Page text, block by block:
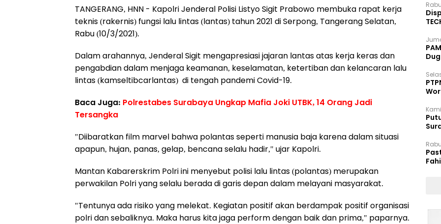
TANGERANG, HNN - Kapolri Jenderal Polisi Listyo Sigit Prabowo membuka rapat kerja
teknis (rakernis) fungsi lalu lintas (lantas) tahun 2021 di Serpong, Tangerang Selatan,
Rabu (10/3/2021).
Dalam arahannya, Jenderal Sigit mengapresiasi jajaran lantas atas kerja keras dan
pengabdian dalam menjaga keamanan, keselamatan, ketertiban dan kelancaran lalu
lintas (kamseltibcarlantas) di tengah pandemi Covid-19.
Baca Juga: Polrestabes Surabaya Ungkap Mafia Joki UTBK, 14 Orang Jadi
Tersangka
"Diibaratkan film marvel bahwa polantas seperti manusia baja karena dalam situasi
apapun, hujan, panas, gelap, bencana selalu hadir," ujar Kapolri.
Mantan Kabarerskrim Polri ini menyebut polisi lalu lintas (polantas) merupakan
perwakilan Polri yang selalu berada di garis depan dalam melayani masyarakat.
"Tentunya ada risiko yang melekat. Kegiatan positif akan berdampak positif organisasi
polri dan sebaliknya. Maka harus kita jaga perform dengan baik dan prima," paparnya.